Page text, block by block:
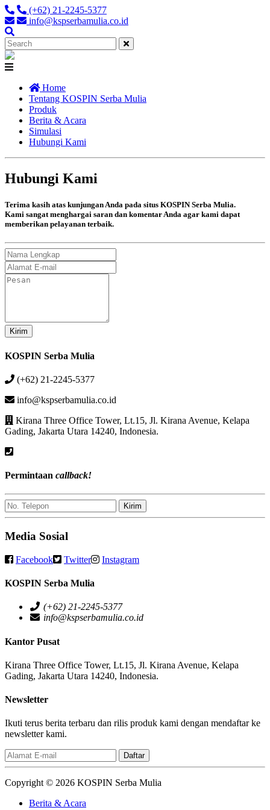
(+62) 21-2245-5377
info@kspserbamulia.co.id
Close
Home
Tentang KOSPIN Serba Mulia
Produk
Berita & Acara
Simulasi
Hubungi Kami
Hubungi Kami
Terima kasih atas kunjungan Anda pada situs KOSPIN Serba Mulia.
Kami sangat menghargai saran dan komentar Anda agar kami dapat
memberikan pelayanan terbaik.
Nama
Lengkap
Alamat
E-
Pesan
KOSPIN Serba Mulia
(+62) 21-2245-5377
info@kspserbamulia.co.id
Kirana Three Office Tower, Lt.15, Jl. Kirana Avenue, Kelapa
Gading, Jakarta Utara 14240, Indonesia.
Permintaan callback!
No.
Telepon
Kirim
Media Sosial
Facebook Twitter Instagram
KOSPIN Serba Mulia
(+62) 21-2245-5377
info@kspserbamulia.co.id
Kantor Pusat
Kirana Three Office Tower, Lt.15, Jl. Kirana Avenue, Kelapa
Gading, Jakarta Utara 14240, Indonesia.
Newsletter
Ikuti terus berita terbaru dan rilis produk kami dengan mendaftar ke
newsletter kami.
Email
Daftar
Copyright © 2026 KOSPIN Serba Mulia
Berita & Acara